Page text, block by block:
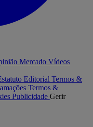
Mercado Vídeos
Editorial Termos &
Termos &
Publicidade Gerir